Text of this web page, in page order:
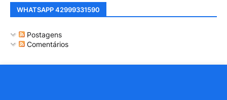
WHATSAPP 42999331590
Postagens
Comentários